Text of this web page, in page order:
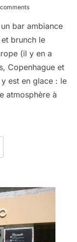
un bar ambiance
brunch le
(il y en a
Copenhague et
est en glace : le
atmosphère à